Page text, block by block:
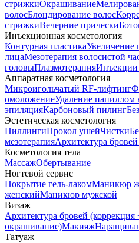
стрижкиОкрашивание
волосБлондирование волос
стрижкиВечерние прически
Инъекционная косметология
Контурная пластикаУвеличение
лицаМезотерапия волосистой
головыПлазмотерапияИнъекции
Аппаратная косметология
Микроигольчатый RF-лифтинг
омоложениеУдаление
эпиляцияКарбоновый пилинг
Эстетическая косметология
ПиллингиПрокол ушейЧистки
мезотерапияАрхитектура
Косметология тела
МассажОбертывание
Ногтевой сервис
Покрытие гель-лакомМаникюр
женскийМаникюр мужской
Визаж
Архитектура бровей (коррекция
окрашивание)Макияж
Татуаж